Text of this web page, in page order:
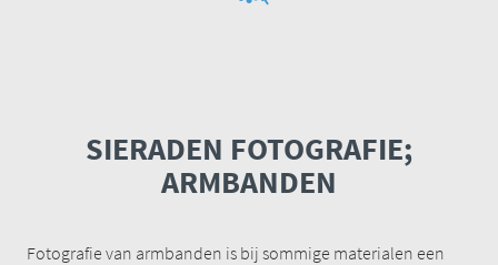
SIERADEN FOTOGRAFIE;
ARMBANDEN
Fotografie van armbanden is bij sommige materialen een